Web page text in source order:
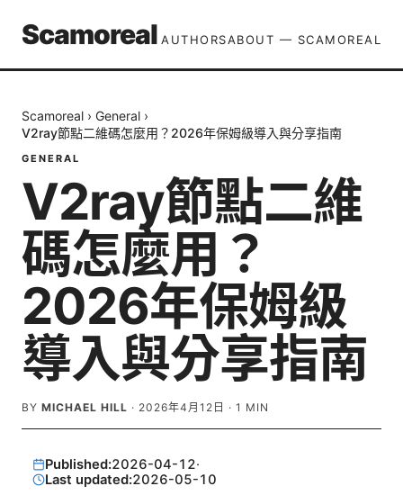
Scamoreal AUTHORSABOUT — SCAMOREAL
Scamoreal › General ›
V2ray節點二維碼怎麼用？2026年保姆級導入與分享指南
GENERAL
V2ray節點二維
碼怎麼用？
2026年保姆級
導入與分享指南
BY MICHAEL HILL · 2026年4月12日 · 1 MIN
Published:2026-04-12·
Last updated:2026-05-10